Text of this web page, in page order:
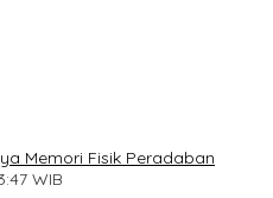
Memori Fisik Peradaban
WIB